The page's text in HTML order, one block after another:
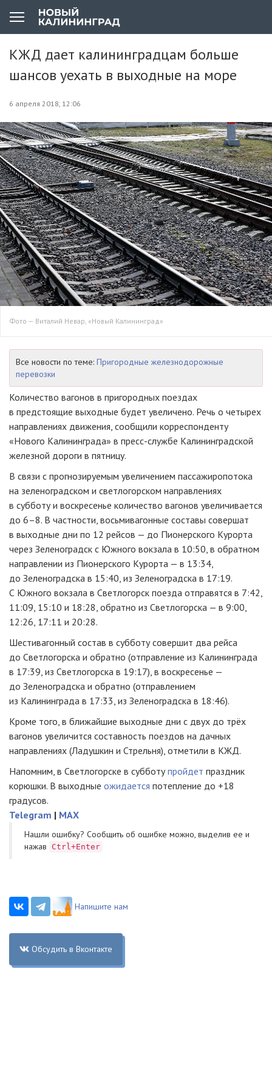
КЖД дает калининградцам больше
шансов уехать в выходные на море
6 апреля 2018, 12:06
Фото — Виталий Невар, «Новый Калининград»
Все новости по теме: Пригородные железнодорожные
перевозки
Количество вагонов в пригородных поездах
в предстоящие выходные будет увеличено. Речь о четырех
направлениях движения, сообщили корреспонденту
«Нового Калининграда» в пресс-службе Калининградской
железной дороги в пятницу.
В связи с прогнозируемым увеличением пассажиропотока
на зеленоградском и светлогорском направлениях
в субботу и воскресенье количество вагонов увеличивается
до 6–8. В частности, восьмивагонные составы совершат
в выходные дни по 12 рейсов — до Пионерского Курорта
через Зеленоградск с Южного вокзала в 10:50, в обратном
направлении из Пионерского Курорта — в 13:34,
до Зеленоградска в 15:40, из Зеленоградска в 17:19.
С Южного вокзала в Светлогорск поезда отправятся в 7:42,
11:09, 15:10 и 18:28, обратно из Светлогорска — в 9:00,
12:26, 17:11 и 20:28.
Шестивагонный состав в субботу совершит два рейса
до Светлогорска и обратно (отправление из Калининграда
в 17:39, из Светлогорска в 19:17), в воскресенье —
до Зеленоградска и обратно (отправлением
из Калининграда в 17:33, из Зеленоградска в 18:46).
Кроме того, в ближайшие выходные дни с двух до трёх
вагонов увеличится составность поездов на дачных
направлениях (Ладушкин и Стрельня), отметили в КЖД.
Напомним, в Светлогорске в субботупройдет праздник
корюшки. В выходные ожидается потепление до +18
градусов.
Telegram | MAX
Нашли ошибку? Cообщить об ошибке можно, выделив ее и
нажав
Ctrl+Enter
Напишите нам
Обсудить в Вконтакте